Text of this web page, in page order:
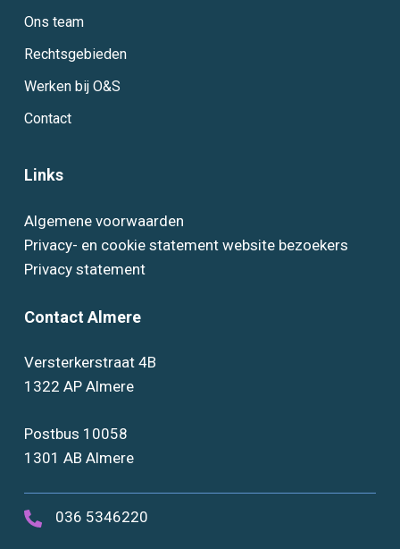
Ons team
Rechtsgebieden
Werken bij O&S
Contact
Links
Algemene voorwaarden
Privacy- en cookie statement website bezoekers
Privacy statement
Contact Almere
Versterkerstraat 4B
1322 AP Almere
Postbus 10058
1301 AB Almere
036 5346220